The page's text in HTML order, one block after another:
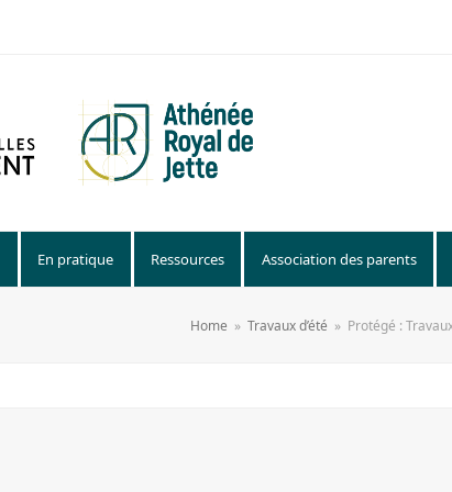
En pratique Ressources Association des parents
Home » Travaux d’été » Protégé :